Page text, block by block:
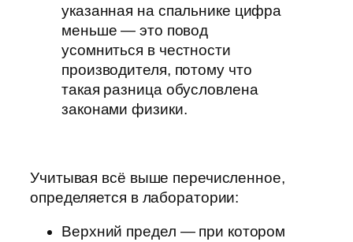
указанная на спальнике цифра
меньше — это повод
усомниться в честности
производителя, потому что
такая разница обусловлена
законами физики.
Учитывая всё выше перечисленное,
определяется в лаборатории:
Верхний предел — при котором